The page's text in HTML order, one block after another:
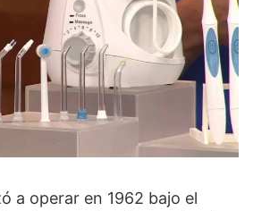
a operar en 1962 bajo el